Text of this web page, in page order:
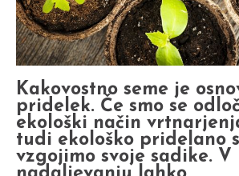
Kakovostno seme je
pridelek. Če smo se
ekološki način
tudi ekološko pridelano
vzgojimo svoje sadike. V